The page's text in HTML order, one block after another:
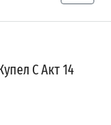
С Акт 14